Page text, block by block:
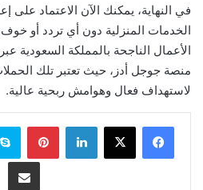
في النهاية، يمكنك الآن الاعتماد
الخدمات المنزلية دون أي تردد أو
الأعمال الناجحة بالمملكة السعودية
منصة جوجل أدز، حيث تعتبر تلك
لاستهداف فعال وهوامش ربحية عالية.
لينكدإن